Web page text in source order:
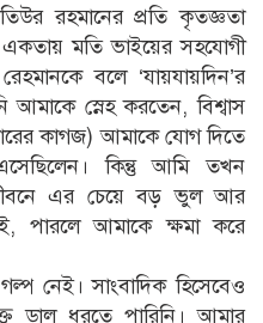
রহমানের প্রতি কৃতজ্ঞতা
মতি ভাইয়ের সহযোগী
বলে ‘যায়যায়দিন’র
আমাকে স্নেহ করতেন, বিশ্বাস
কাগজ) আমাকে যোগ দিতে
কিন্তু আমি তখন
জীবনে এর চেয়ে বড় ভুল আর
পারলে আমাকে ক্ষমা করে
নেই। সাংবাদিক হিসেবেও
ধরতে পারিনি। আমার